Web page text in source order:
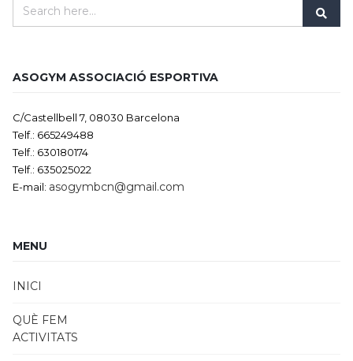
ASOGYM ASSOCIACIÓ ESPORTIVA
C/Castellbell 7, 08030 Barcelona
Telf.: 665249488
Telf.: 630180174
Telf.: 635025022
E-mail: asogymbcn@gmail.com
MENU
INICI
QUÈ FEM
ACTIVITATS